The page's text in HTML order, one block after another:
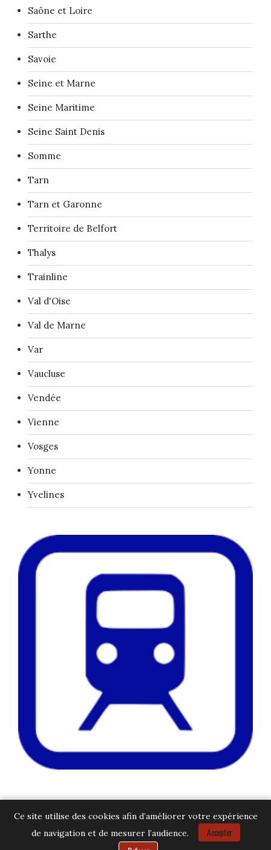
Saône et Loire
Sarthe
Savoie
Seine et Marne
Seine Maritime
Seine Saint Denis
Somme
Tarn
Tarn et Garonne
Territoire de Belfort
Thalys
Trainline
Val d'Oise
Val de Marne
Var
Vaucluse
Vendée
Vienne
Vosges
Yonne
Yvelines
Ce site utilise des cookies afin d’améliorer votre expérience
de navigation et de mesurer l’audience.
Accepter